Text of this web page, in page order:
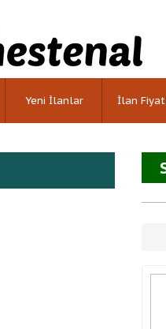
Yeni İlanlar İlan